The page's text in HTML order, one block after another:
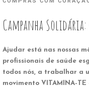
Campanha
Ajudar está nas nossas
profissionais de saúde
todos nós, a trabalhar a
movimento VITAMINA-